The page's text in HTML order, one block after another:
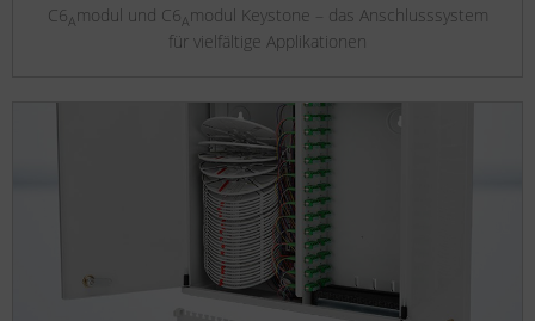
C6Amodul und C6Amodul Keystone – das Anschlusssystem
für vielfältige Applikationen